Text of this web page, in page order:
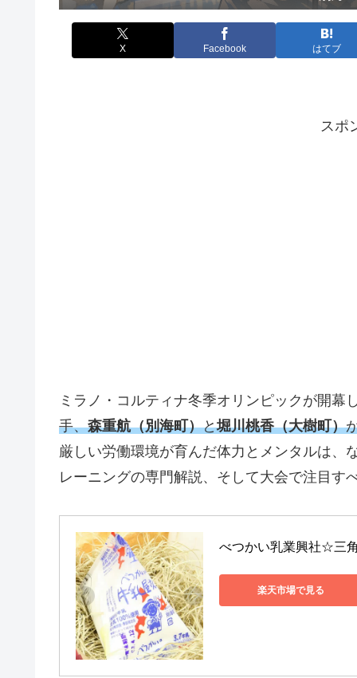
X Facebook はてブ
スポ
ミラノ・コルティナ冬季オリンピックが開幕
手、森重航（別海町）と堀川桃香（大樹町）
厳しい労働環境が育んだ体力とメンタルは
レーニングの専門解説、そして大会で注目す
べつかい乳業興社☆三
楽天市場で見る